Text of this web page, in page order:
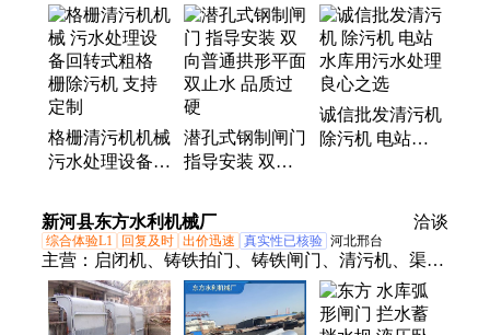
格栅清污机机械
污水处理设备回
污机 支持定制
潜孔式钢制闸门
指导安装 双向
止水 品质过硬
诚信批发清污机
除污机 电站水
新河县东方水利机械厂
洽谈
综合体验L1 回复及时 出价迅速 真实性已核验 河北邢台
主营： 启闭机、铸铁拍门、铸铁闸门、清污机、渠道
闸门、水渠闸门、翻板闸门、机械拦污栅、不锈钢闸
门